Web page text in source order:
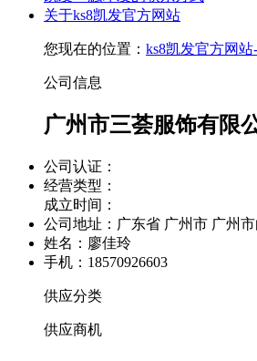
关于ks8凯发官方网站
您现在的位置： ks8凯发官方网
公司信息
广州市三荟服饰有限
公司认证：
经营类型：
成立时间：
公司地址： 广东省 广州市 广州
姓名：廖佳玲
手机：18570926603
供应分类
供应商机